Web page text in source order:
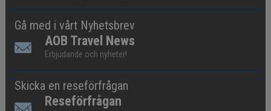
Gå med i vårt Nyhetsbrev
AOB Travel News
Erbjudande och nyheter!
Skicka en reseförfrågan
Reseförfrågan